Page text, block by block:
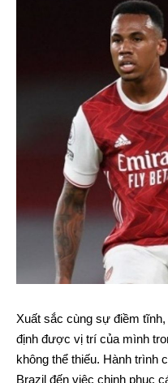
Xuất sắc cùng sự điềm
định được vị trí của mình
không thể thiếu. Hành trình
Brazil đến việc chinh phục